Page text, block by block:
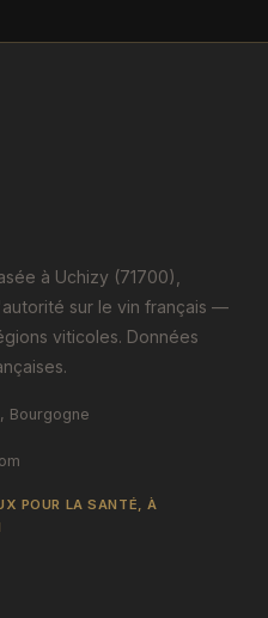
à Uchizy (71700),
sur le vin français —
viticoles. Données
Bourgogne
POUR LA SANTÉ, À